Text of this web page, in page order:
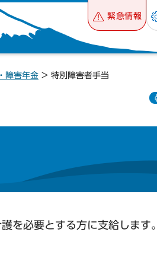
緊急情報
障害年金 > 特別障害者手当
を必要とする方に支給します。